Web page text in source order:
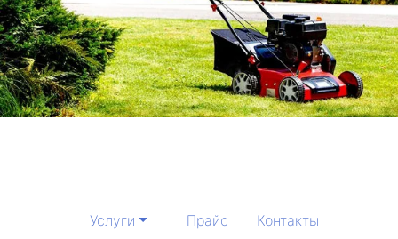
Услуги Прайс Контакты